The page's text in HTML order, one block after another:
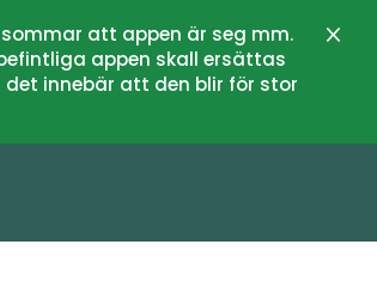
att appen är seg mm.
appen skall ersättas
innebär att den blir för stor
Sulje